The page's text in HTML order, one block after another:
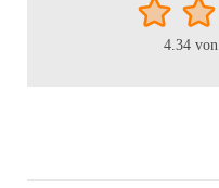
4.34 von